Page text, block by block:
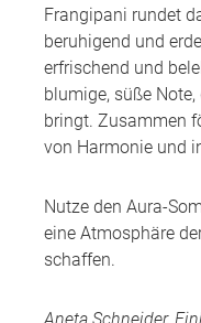
Frangipani rundet
beruhigend und
erfrischend und
blumige, süße
bringt. Zusammen
von Harmonie und
Nutze den Aura-
eine Atmosphäre
schaffen.